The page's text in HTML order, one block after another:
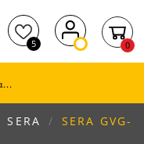
5 0
SERA
SERA GVG-